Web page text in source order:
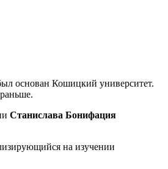
основан Кошицкий университет.
Станислава Бонифация
на изучении